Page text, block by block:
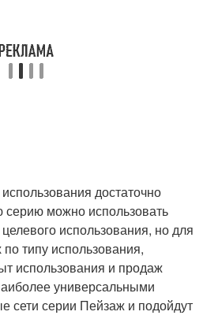
достаточно
серию можно использовать
использования, но для
типу использования,
использования и продаж
универсальными
сети серии Пейзаж и подойдут